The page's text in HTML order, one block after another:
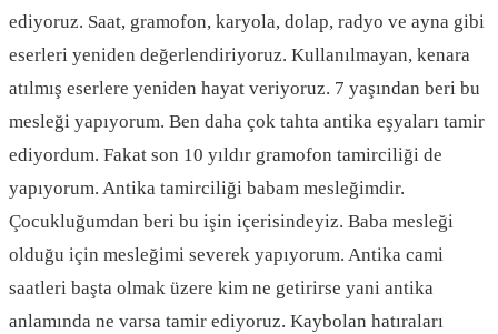
ediyoruz. Saat, gramofon, karyola, dolap, radyo ve ayna gibi
eserleri yeniden değerlendiriyoruz. Kullanılmayan, kenara
atılmış eserlere yeniden hayat veriyoruz. 7 yaşından beri bu
mesleği yapıyorum. Ben daha çok tahta antika eşyaları tamir
ediyordum. Fakat son 10 yıldır gramofon tamirciliği de
yapıyorum. Antika tamirciliği babam mesleğimdir.
Çocukluğumdan beri bu işin içerisindeyiz. Baba mesleği
olduğu için mesleğimi severek yapıyorum. Antika cami
saatleri başta olmak üzere kim ne getirirse yani antika
anlamında ne varsa tamir ediyoruz. Kaybolan hatıraları